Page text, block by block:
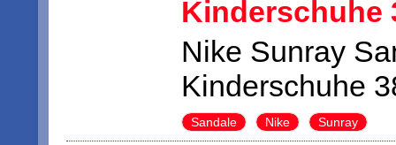
Kinderschuhe
Nike Sunray
Kinderschuhe
Sandale Nike Sunray